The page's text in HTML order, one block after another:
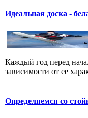
Идеальная доска -
Каждый год перед
зависимости от ее
Определяемся со